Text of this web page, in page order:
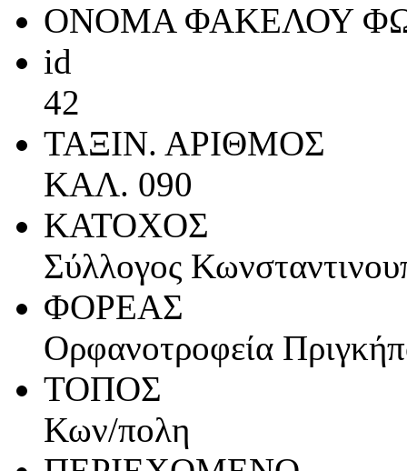
ΟΝΟΜΑ ΦΑΚΕΛΟΥ
id
42
ΤΑΞΙΝ. ΑΡΙΘΜΟΣ
ΚΑΛ. 090
ΚΑΤΟΧΟΣ
Σύλλογος
ΦΟΡΕΑΣ
Ορφανοτροφεία
ΤΟΠΟΣ
Κων/πολη